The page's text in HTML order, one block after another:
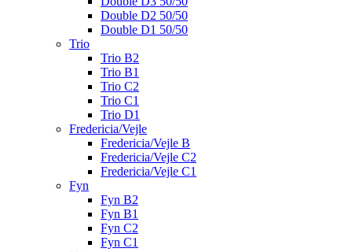
Double D2 50/50
Double D1 50/50
Trio
Trio B2
Trio B1
Trio C2
Trio C1
Trio D1
Fredericia/Vejle
Fredericia/Vejle B
Fredericia/Vejle C2
Fredericia/Vejle C1
Fyn
Fyn B2
Fyn B1
Fyn C2
Fyn C1